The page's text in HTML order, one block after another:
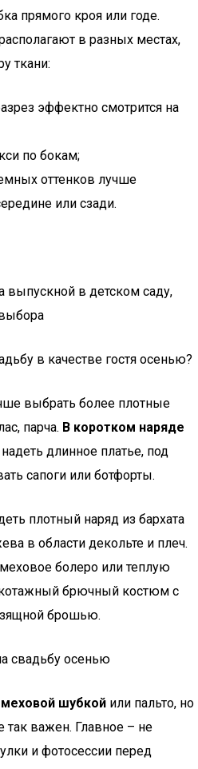
прямого кроя или годе.
в разных местах,
ткани:
эффектно смотрится на
по бокам;
оттенков лучше
или сзади.
выпускной в детском саду,
в качестве гостя осенью?
выбрать более плотные
парча. В коротком наряде
длинное платье, под
сапоги или ботфорты.
плотный наряд из бархата
в области декольте и плеч.
болеро или теплую
брючный костюм с
брошью.
свадьбу осенью
шубкой или пальто, но
важен. Главное – не
и фотосессии перед